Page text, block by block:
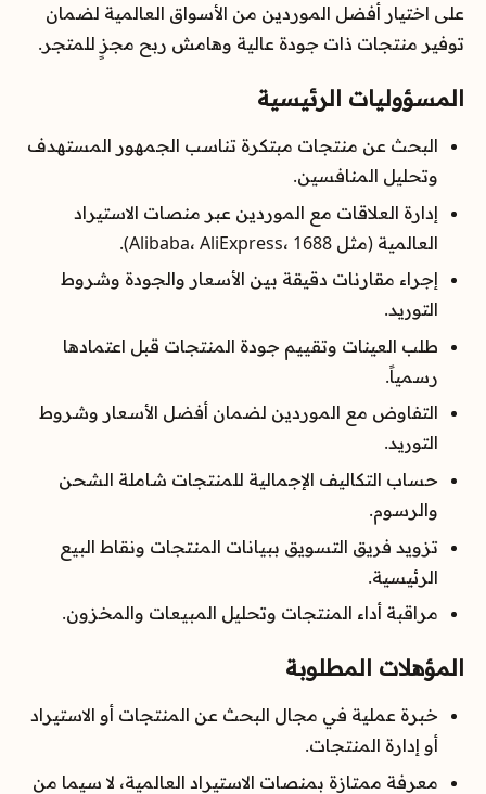
على اختيار أفضل الموردين من الأسواق العالمية لضمان
توفير منتجات ذات جودة عالية وهامش ربح مجزٍ للمتجر.
المسؤوليات الرئيسية
البحث عن منتجات مبتكرة تناسب الجمهور المستهدف
وتحليل المنافسين.
إدارة العلاقات مع الموردين عبر منصات الاستيراد
العالمية (مثل Alibaba، AliExpress، 1688).
إجراء مقارنات دقيقة بين الأسعار والجودة وشروط
التوريد.
طلب العينات وتقييم جودة المنتجات قبل اعتمادها
رسمياً.
التفاوض مع الموردين لضمان أفضل الأسعار وشروط
التوريد.
حساب التكاليف الإجمالية للمنتجات شاملة الشحن
والرسوم.
تزويد فريق التسويق ببيانات المنتجات ونقاط البيع
الرئيسية.
مراقبة أداء المنتجات وتحليل المبيعات والمخزون.
المؤهلات المطلوبة
خبرة عملية في مجال البحث عن المنتجات أو الاستيراد
أو إدارة المنتجات.
معرفة ممتازة بمنصات الاستيراد العالمية، لا سيما من